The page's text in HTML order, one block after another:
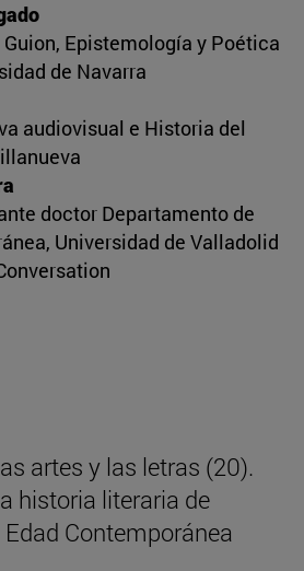
Epistemología y Poética
de Navarra
audiovisual e Historia del
doctor Departamento de
Universidad de Valladolid
artes y las letras (20).
historia literaria de
Contemporánea